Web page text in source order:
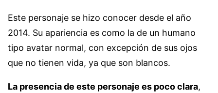
Este personaje se hizo conocer desde el año
2014. Su apariencia es como la de un humano
tipo avatar normal, con excepción de sus ojos
que no tienen vida, ya que son blancos.
La presencia de este personaje es poco clara,